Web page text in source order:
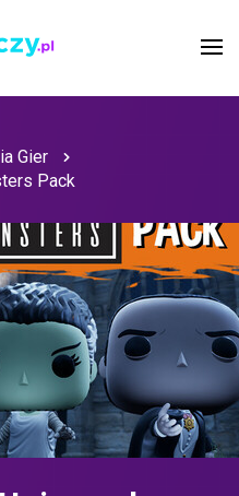
Gier
Pack